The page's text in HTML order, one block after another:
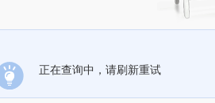
正在查询中，请刷新重试